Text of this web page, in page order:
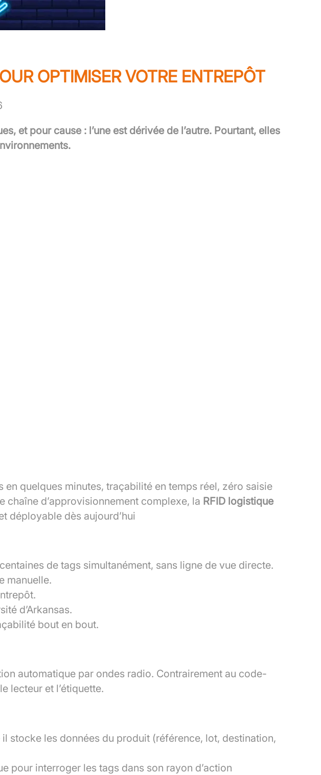
OPTIMISER VOTRE ENTREPÔT
, et pour cause : l’une est dérivée de l’autre. Pourtant, elles
quelques minutes, traçabilité en temps réel, zéro saisie
chaîne d’approvisionnement complexe, la RFID logistique
déployable dès aujourd’hui
de tags simultanément, sans ligne de vue directe.
manuelle.
d’Arkansas.
bout en bout.
automatique par ondes radio. Contrairement au code-
lecteur et l’étiquette.
stocke les données du produit (référence, lot, destination,
pour interroger les tags dans son rayon d’action